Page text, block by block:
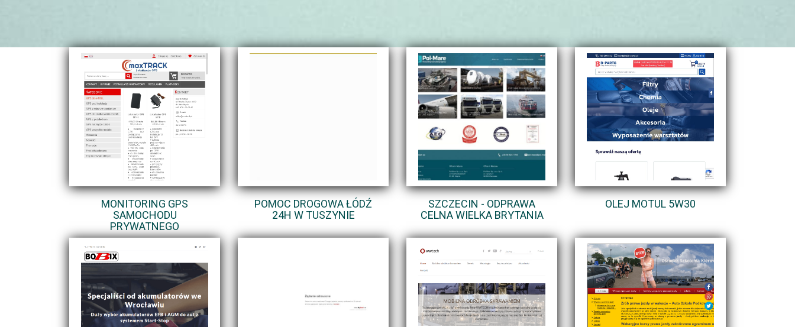
MONITORING GPS
SAMOCHODU
PRYWATNEGO
POMOC DROGOWA ŁÓDŹ
24H W TUSZYNIE
SZCZECIN - ODPRAWA
CELNA WIELKA BRYTANIA
OLEJ MOTUL 5W30